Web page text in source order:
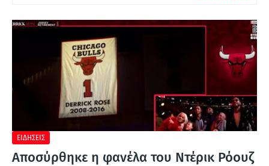
Α
ΕΙΔΗΣΕΙΣ
Αποσύρθηκε η φανέλα του Ντέρικ Ρόουζ